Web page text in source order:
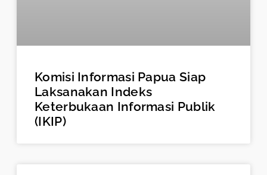
Komisi Informasi Papua Siap
Laksanakan Indeks
Keterbukaan Informasi Publik
(IKIP)